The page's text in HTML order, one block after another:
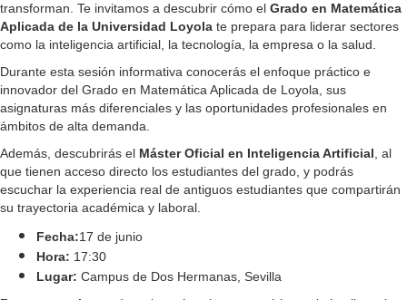
transforman. Te invitamos a descubrir cómo el Grado en Matemática
Aplicada de la Universidad Loyola te prepara para liderar sectores
como la inteligencia artificial, la tecnología, la empresa o la salud.
Durante esta sesión informativa conocerás el enfoque práctico e
innovador del Grado en Matemática Aplicada de Loyola, sus
asignaturas más diferenciales y las oportunidades profesionales en
ámbitos de alta demanda.
Además, descubrirás el Máster Oficial en Inteligencia Artificial , al
que tienen acceso directo los estudiantes del grado, y podrás
escuchar la experiencia real de antiguos estudiantes que compartirán
su trayectoria académica y laboral.
Fecha:17 de junio
Hora: 17:30
Lugar: Campus de Dos Hermanas, Sevilla